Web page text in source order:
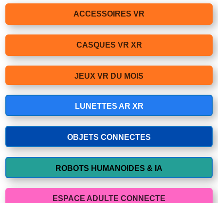
ACCESSOIRES VR
CASQUES VR XR
JEUX VR DU MOIS
LUNETTES AR XR
OBJETS CONNECTES
ROBOTS HUMANOIDES & IA
ESPACE ADULTE CONNECTE